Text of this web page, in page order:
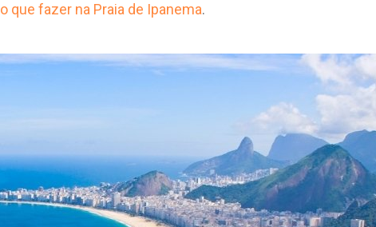
o que fazer na Praia de Ipanema.